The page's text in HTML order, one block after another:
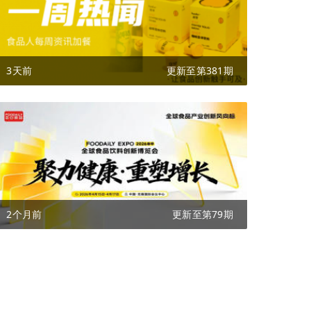
3天前 更新至第381期
2个月前 更新至第79期